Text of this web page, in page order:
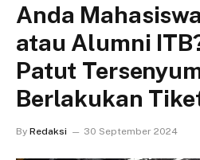
Anda
atau Alumni
Patut
Berlakukan
By Redaksi 30 September 2024